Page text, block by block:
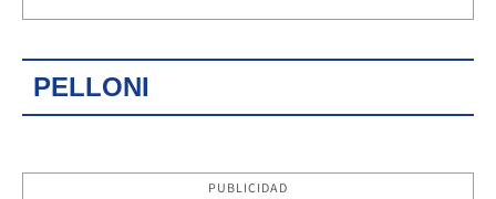
PELLONI
PUBLICIDAD